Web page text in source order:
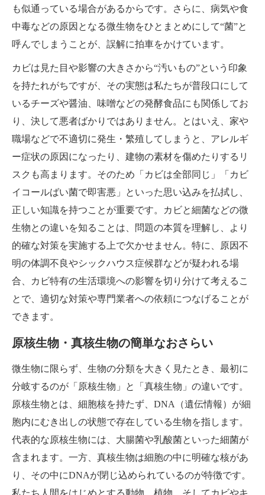
も似通っている場合があるからです。さらに、病気や食
中毒などの原因となる微生物をひとまとめにして“菌”と
呼んでしまうことが、誤解に拍車をかけています。
カビは見た目や影響の大きさから“汚いもの”という印象
を持たれがちですが、その実態は私たちが普段口にして
いるチーズや醤油、味噌などの発酵食品にも関係してお
り、決して悪者ばかりではありません。とはいえ、家や
職場などで不適切に発生・繁殖してしまうと、アレルギ
ー症状の原因になったり、建物の素材を傷めたりするリ
スクも高まります。そのため「カビは全部同じ」「カビ
イコールばい菌で即害悪」といった思い込みを払拭し、
正しい知識を持つことが重要です。カビと細菌などの微
生物との違いを知ることは、問題の本質を理解し、より
的確な対策を実施する上で欠かせません。特に、原因不
明の体調不良やシックハウス症候群などが疑われる場
合、カビ特有の生活環境への影響を切り分けて考えるこ
とで、適切な対策や専門業者への依頼につなげることが
できます。
原核生物・真核生物の簡単なおさらい
微生物に限らず、生物の分類を大きく見たとき、最初に
分岐するのが「原核生物」と「真核生物」の違いです。
原核生物とは、細胞核を持たず、DNA（遺伝情報）が細
胞内にむき出しの状態で存在している生物を指します。
代表的な原核生物には、大腸菌や乳酸菌といった細菌が
含まれます。一方、真核生物は細胞の中に明確な核があ
り、その中にDNAが閉じ込められているのが特徴です。
私たち人間をはじめとする動物、植物、そしてカビやキ